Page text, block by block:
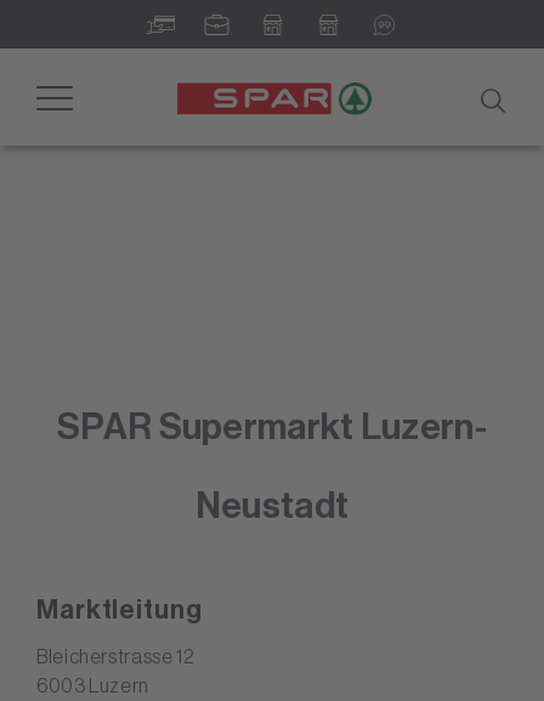
Toggle
SPAR Supermarkt Luzern-
Neustadt
Marktleitung
Bleicherstrasse 12
6003 Luzern